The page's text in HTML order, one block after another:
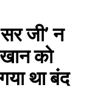
जी’ न
को
था बंद